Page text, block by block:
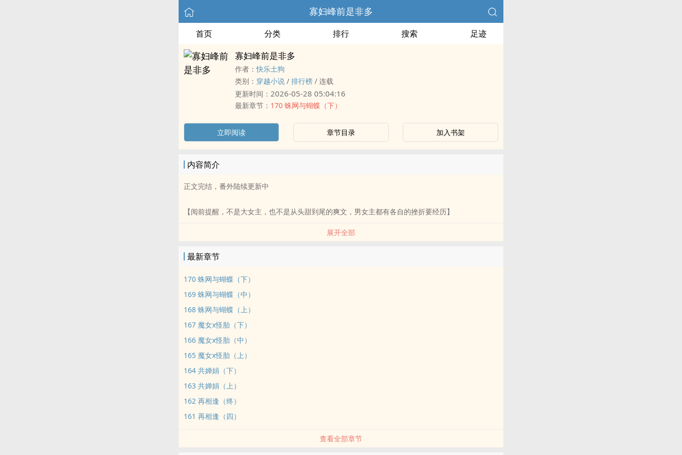
寡妇峰前是非多
首页 分类 排行 搜索 足迹
寡妇峰前是非多
作者：快乐土狗
类别： 穿越小说 / 排行榜 / 连载
更新时间： 2026-05-28 05:04:16
最新章节： 170 蛛网与蝴蝶（下）
立即阅读 章节目录 加入书架
内容简介
正文完结，番外陆续更新中
【阅前提醒，不是大女主，也不是从头甜到尾的爽文，男女主都有各自的挫折要经历】
剑荡虚清境，白衣震九州的无衍道君猝不及防殒身，
传闻他的道侣灵根皆无，
又是个娇气任性的废物，
……
纵声歌唱的金丝雀，
展开全部
最新章节
170 蛛网与蝴蝶（下）
169 蛛网与蝴蝶（中）
168 蛛网与蝴蝶（上）
167 魔女x怪胎（下）
166 魔女x怪胎（中）
165 魔女x怪胎（上）
164 共婵娟（下）
163 共婵娟（上）
162 再相逢（终）
161 再相逢（四）
查看全部章节